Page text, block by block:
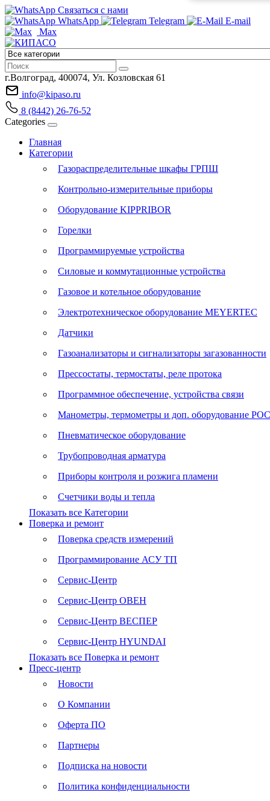
Связаться с нами
WhatsApp
Telegram
E-mail
Max
г.Волгоград, 400074, Ул. Козловская 61
info@kipaso.ru
8 (8442) 26-76-52
Categories
Главная
Категории
Газораспределительные шкафы ГРПШ
Контрольно-измерительные приборы
Оборудование KIPPRIBOR
Горелки
Программируемые устройства
Силовые и коммутационные устройства
Газовое и котельное оборудование
Электротехническое оборудование MEYERTEC
Датчики
Газоанализаторы и сигнализаторы загазованности
Прессостаты, термостаты, реле протока
Программное обеспечение, устройства связи
Манометры, термометры и доп. оборудование
Пневматическое оборудование
Трубопроводная арматура
Приборы контроля и розжига пламени
Счетчики воды и тепла
Показать все Категории
Поверка и ремонт
Поверка средств измерений
Программирование АСУ ТП
Сервис-Центр
Сервис-Центр ОВЕН
Сервис-Центр ВЕСПЕР
Сервис-Центр HYUNDAI
Показать все Поверка и ремонт
Пресс-центр
Новости
О Компании
Оферта ПО
Партнеры
Подписка на новости
Политика конфиденциальности